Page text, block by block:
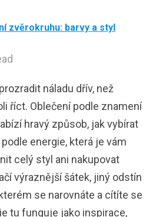
zvěrokruhu: barvy a styl
náladu dřív, než
říct. Oblečení podle znamení
hravý způsob, jak vybírat
energie, která je vám
celý styl ani nakupovat
výraznější šátek, jiný odstín
se narovnáte a cítíte se
tu funguje jako inspirace,